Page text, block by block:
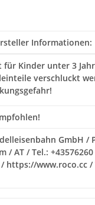
Informationen:
für Kinder unter 3
verschluckt
GmbH /
/ AT / Tel.:
https://www.roco.cc /